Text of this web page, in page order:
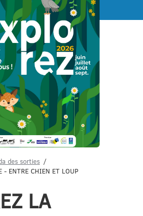
Menu
des sorties
- ENTRE CHIEN ET LOUP
LA